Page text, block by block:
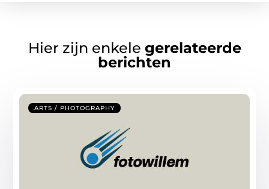
Hier zijn enkele gerelateerde
berichten
ARTS / PHOTOGRAPHY